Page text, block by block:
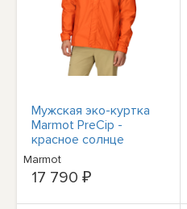
Мужская эко-куртка
Marmot PreCip -
красное солнце
Marmot
17 790 ₽